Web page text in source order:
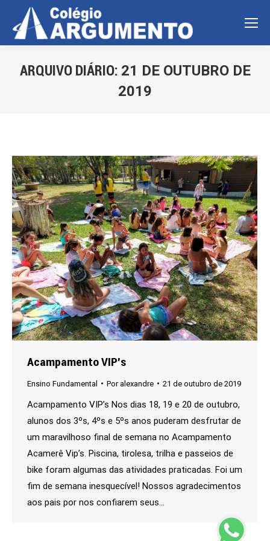
ARQUIVO DIÁRIO: 21 DE OUTUBRO DE
2019
Acampamento VIP’s
Ensino Fundamental Poralexandre 21 de outubro de 2019
Acampamento VIP’s Nos dias 18, 19 e 20 de outubro,
alunos dos 3ºs, 4ºs e 5ºs anos puderam desfrutar de
um maravilhoso final de semana no Acampamento
Acamerê Vip’s. Piscina, tirolesa, trilha e passeios de
bike foram algumas das atividades praticadas. Foi um
fim de semana inesquecível! Nossos agradecimentos
aos pais por nos confiarem seus…